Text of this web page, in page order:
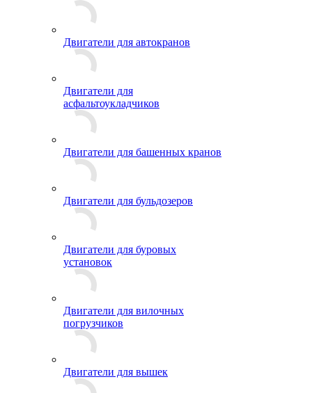
Двигатели для автокранов
Двигатели для
асфальтоукладчиков
Двигатели для башенных кранов
Двигатели для бульдозеров
Двигатели для буровых
установок
Двигатели для вилочных
погрузчиков
Двигатели для вышек